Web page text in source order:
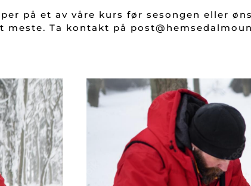
på et av våre kurs før sesongen eller
Ta kontakt på